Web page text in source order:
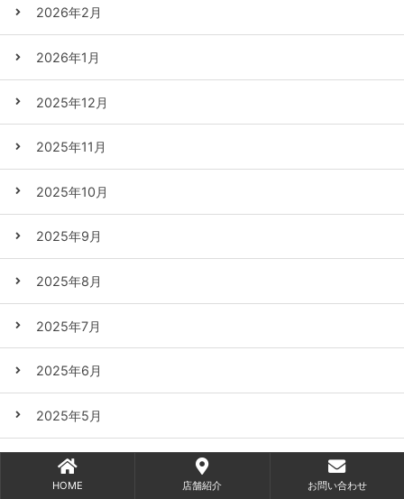
2026年2月
2026年1月
2025年12月
2025年11月
2025年10月
2025年9月
2025年8月
2025年7月
2025年6月
2025年5月
2025年4月
HOME 店舗紹介 お問い合わせ